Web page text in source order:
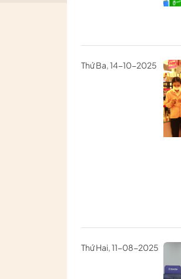
Thứ Ba, 14-10-2025
Thứ Hai, 11-08-2025